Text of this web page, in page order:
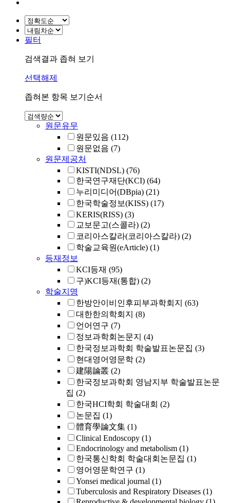
필터
검색결과 좁혀 보기
선택해제
좁혀본 항목 보기순서
원문유무
원문있음 (112)
원문없음 (7)
원문제공처
KISTI(NDSL) (76)
한국연구재단(KCI) (64)
누리미디어(DBpia) (21)
한국학술정보(KISS) (17)
KERIS(RISS) (3)
교보문고(스콜라) (2)
코리아스칼라(코리아스칼라) (2)
학술교육원(eArticle) (1)
등재정보
KCI등재 (95)
구)KCI등재(통합) (2)
학술지명
한방안이비인후피부과학회지 (63)
대한한의학회지 (8)
언어연구 (7)
정보과학회논문지 (4)
한국정보과학회 학술발표논문집 (3)
현대영어영문학 (2)
建陽論叢 (2)
한국정보과학회 영남지부 학술발표논문
집 (2)
한국HCI학회 학술대회 (2)
논문집 (1)
體育學論文集 (1)
Clinical Endoscopy (1)
Endocrinology and metabolism (1)
한국통신학회 학술대회논문집 (1)
영어영문학연구 (1)
Yonsei medical journal (1)
Tuberculosis and Respiratory Diseases (1)